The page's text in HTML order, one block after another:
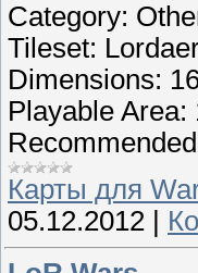
Category:
Tileset:
Dimensions:
Playable Area:
Карты для
05.12.2012